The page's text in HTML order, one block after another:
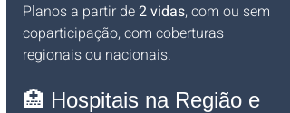
Planos a partir de 2 vidas, com ou sem
coparticipação, com coberturas
regionais ou nacionais.
🏥 Hospitais na Região e